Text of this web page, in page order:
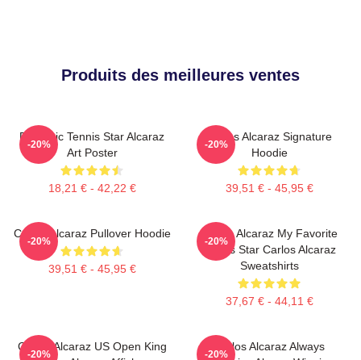
Produits des meilleures ventes
Dynamic Tennis Star Alcaraz
Art Poster
18,21 € - 42,22 €
-20%
Carlos Alcaraz Signature
Hoodie
39,51 € - 45,95 €
-20%
Carlos Alcaraz Pullover Hoodie
39,51 € - 45,95 €
-20%
Carlos Alcaraz My Favorite
Tennis Star Carlos Alcaraz
Sweatshirts
37,67 € - 44,11 €
-20%
Carlos Alcaraz US Open King
-20%
Carlos Alcaraz Always
-20%